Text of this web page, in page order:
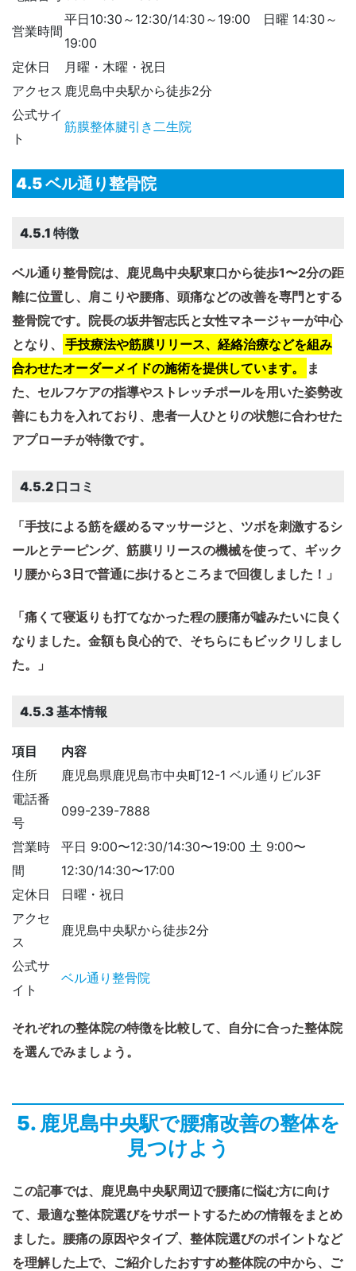
営業時間
平日10:30～12:30/14:30～19:00 日曜 14:30～
19:00
定休日
月曜・木曜・祝日
アクセス 鹿児島中央駅から徒歩2分
公式サイ
ト
筋膜整体腱引き二生院
4.5 ベル通り整骨院
4.5.1 特徴
ベル通り整骨院は、鹿児島中央駅東口から徒歩1〜2分の距
離に位置し、肩こりや腰痛、頭痛などの改善を専門とする
整骨院です。​院長の坂井智志氏と女性マネージャーが中心
となり、
手技療法や筋膜リリース、経絡治療などを組み
合わせたオーダーメイドの施術を提供しています。
​ま
た、セルフケアの指導やストレッチポールを用いた姿勢改
善にも力を入れており、患者一人ひとりの状態に合わせた
アプローチが特徴です。
4.5.2 口コミ
「手技による筋を緩めるマッサージと、ツボを刺激するシ
ールとテーピング、筋膜リリースの機械を使って、ギック
リ腰から3日で普通に歩けるところまで回復しました！」
「痛くて寝返りも打てなかった程の腰痛が嘘みたいに良く
なりました。金額も良心的で、そちらにもビックリしまし
た。」
4.5.3 基本情報
項目
内容
住所
鹿児島県鹿児島市中央町12-1 ベル通りビル3F​
電話番
号
099-239-7888​
営業時
間
平日 9:00〜12:30/14:30〜19:00 土 9:00〜
12:30/14:30〜17:00
定休日
日曜・祝日
アクセ
ス
鹿児島中央駅から徒歩2分
公式サ
イト
ベル通り整骨院
それぞれの整体院の特徴を比較して、自分に合った整体院
を選んでみましょう。
5. 鹿児島中央駅で腰痛改善の整体を
見つけよう
この記事では、鹿児島中央駅周辺で腰痛に悩む方に向け
て、最適な整体院選びをサポートするための情報をまとめ
ました。腰痛の原因やタイプ、整体院選びのポイントなど
を理解した上で、ご紹介したおすすめ整体院の中から、ご